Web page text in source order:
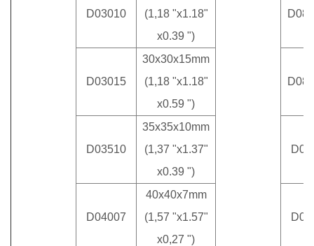
D03010
(1,18 "x1.18"
x0.39 ")
D03015
30x30x15mm
(1,18 "x1.18"
x0.59 ")
D03510
35x35x10mm
(1,37 "x1.37"
x0.39 ")
D04007
40x40x7mm
(1,57 "x1.57"
x0,27 ")